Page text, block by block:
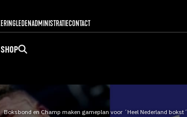
LEDENADMINISTRATIECONTACT
Boksbond en Champ maken gameplan voor ´Heel Nederland bokst´